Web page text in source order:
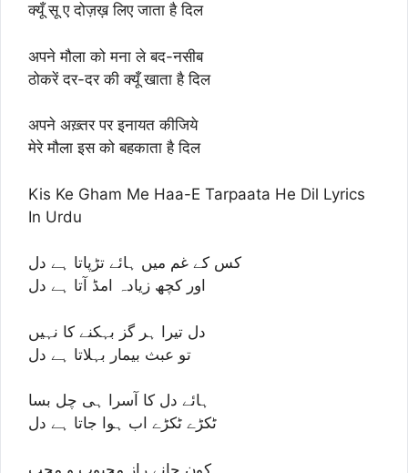
क्यूँ सू ए दोज़ख़ लिए जाता है दिल
अपने मौला को मना ले बद-नसीब
ठोकरें दर-दर की क्यूँ खाता है दिल
अपने अख़्तर पर इनायत कीजिये
मेरे मौला इस को बहकाता है दिल
Kis Ke Gham Me Haa-E Tarpaata He Dil Lyrics
In Urdu
کس کے غم میں ہائے تڑپاتا ہے دل
اور کچھ زیادہ امڈ آتا ہے دل
دل تیرا ہر گز بہکنے کا نہیں
تو عبث بیمار بہلاتا ہے دل
ہائے دل کا آسرا ہی چل بسا
ٹکڑے ٹکڑے اب ہوا جاتا ہے دل
کون جانے راز محبوب و محب